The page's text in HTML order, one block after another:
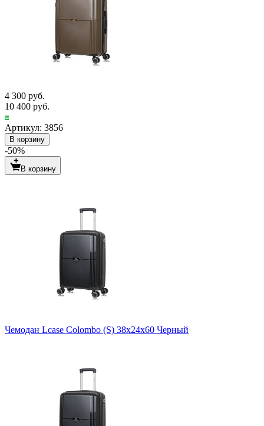
4 300 руб.
10 400 руб.
Артикул: 3856
В корзину
-50%
В корзину
Чемодан Lcase Colombo (S) 38х24х60 Черный